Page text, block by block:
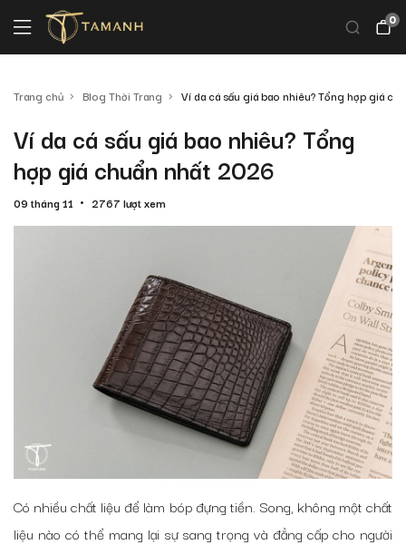
0
Trang chủ Blog Thời Trang Ví da cá sấu giá bao nhiêu? Tổng hợp giá
Ví da cá sấu giá bao nhiêu? Tổng
hợp giá chuẩn nhất 2026
09 tháng 11 2767 lượt xem
Có nhiều chất liệu để làm bóp đựng tiền. Song, không một chất
liệu nào có thể mang lại sự sang trọng và đẳng cấp cho người